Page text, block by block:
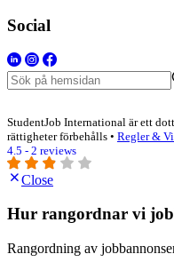
Social
StudentJob International är ett
rättigheter förbehålls • Regler &
4.5 - 2 reviews
Close
Hur rangordnar vi
Rangordning av